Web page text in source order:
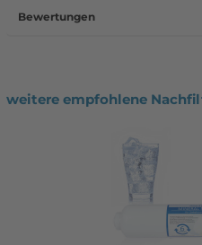
Bewertungen
weitere empfohlene